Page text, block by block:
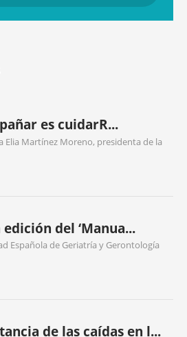
es cuidarR...
Elia Martínez Moreno, presidenta de la
edición del ‘Manua...
Española de Geriatría y Gerontología
de las caídas en l...